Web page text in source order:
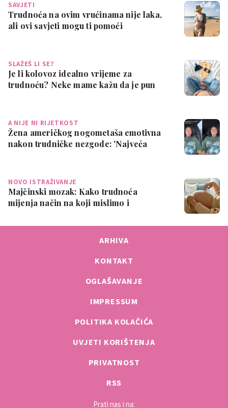
SAVJETI
Trudnoća na ovim vrućinama nije laka,
ali ovi savjeti mogu ti pomoći
SLAŽEŠ LI SE?
Je li kolovoz idealno vrijeme za
trudnoću? Neke mame kažu da je pun
A NIJE NI RIJETKOST
Žena američkog nogometaša emotivna
nakon trudničke nezgode: 'Najveća
NOVO ISTRAŽIVANJE
Majčinski mozak: Kako trudnoća
mijenja način na koji mislimo i
ARHIVA
KONTAKT
OGLAŠAVANJE
IMPRESSUM
POLITIKA KOLAČIĆA
UVJETI KORIŠTENJA
PRIVATNOST
RSS
Prati nas i na: